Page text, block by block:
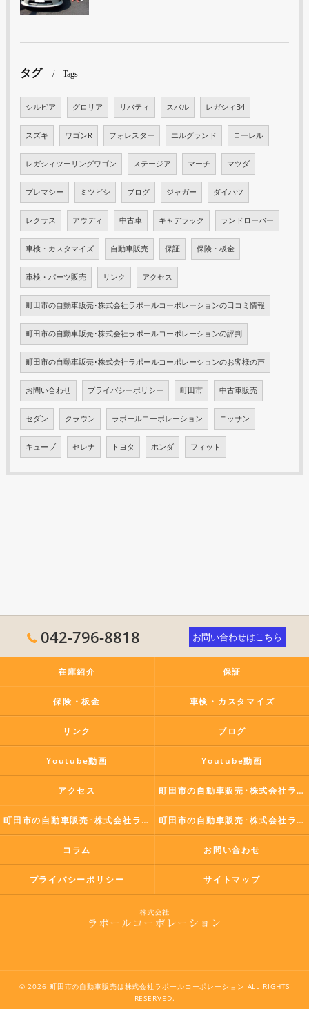
タグ Tags
シルビア グロリア リバティ スバル レガシィB4
スズキ ワゴンR フォレスター エルグランド ローレル
レガシィツーリングワゴン ステージア マーチ マツダ
プレマシー ミツビシ ブログ ジャガー ダイハツ
レクサス アウディ 中古車 キャデラック ランドローバー
車検・カスタマイズ 自動車販売 保証 保険・板金
車検・パーツ販売 リンク アクセス
町田市の自動車販売･株式会社ラポールコーポレーションの口コミ情報
町田市の自動車販売･株式会社ラポールコーポレーションの評判
町田市の自動車販売･株式会社ラポールコーポレーションのお客様の声
お問い合わせ プライバシーポリシー 町田市 中古車販売
セダン クラウン ラポールコーポレーション ニッサン
キューブ セレナ トヨタ ホンダ フィット
042-796-8818 お問い合わせはこちら
在庫紹介 保証
保険・板金 車検・カスタマイズ
リンク ブログ
Youtube動画 Youtube動画
アクセス 町田市の自動車販売･株式会社ラポールコーポレーションの口コミ情報
町田市の自動車販売･株式会社ラポールコーポレーションの評判 町田市の自動車販売･株式会社ラポールコーポレーションのお客様の声
コラム お問い合わせ
プライバシーポリシー サイトマップ
© 2026 町田市の自動車販売は株式会社ラポールコーポレーション ALL RIGHTS
RESERVED.